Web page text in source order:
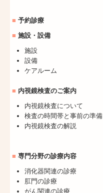
■ 予約診療
■ 施設・設備
施設
設備
ケアルーム
■ 内視鏡検査のご案内
内視鏡検査について
検査の時間帯と事前の準備
内視鏡検査の解説
■ 専門分野の診療内容
消化器関連の診療
肛門の診療
がん関連の診療